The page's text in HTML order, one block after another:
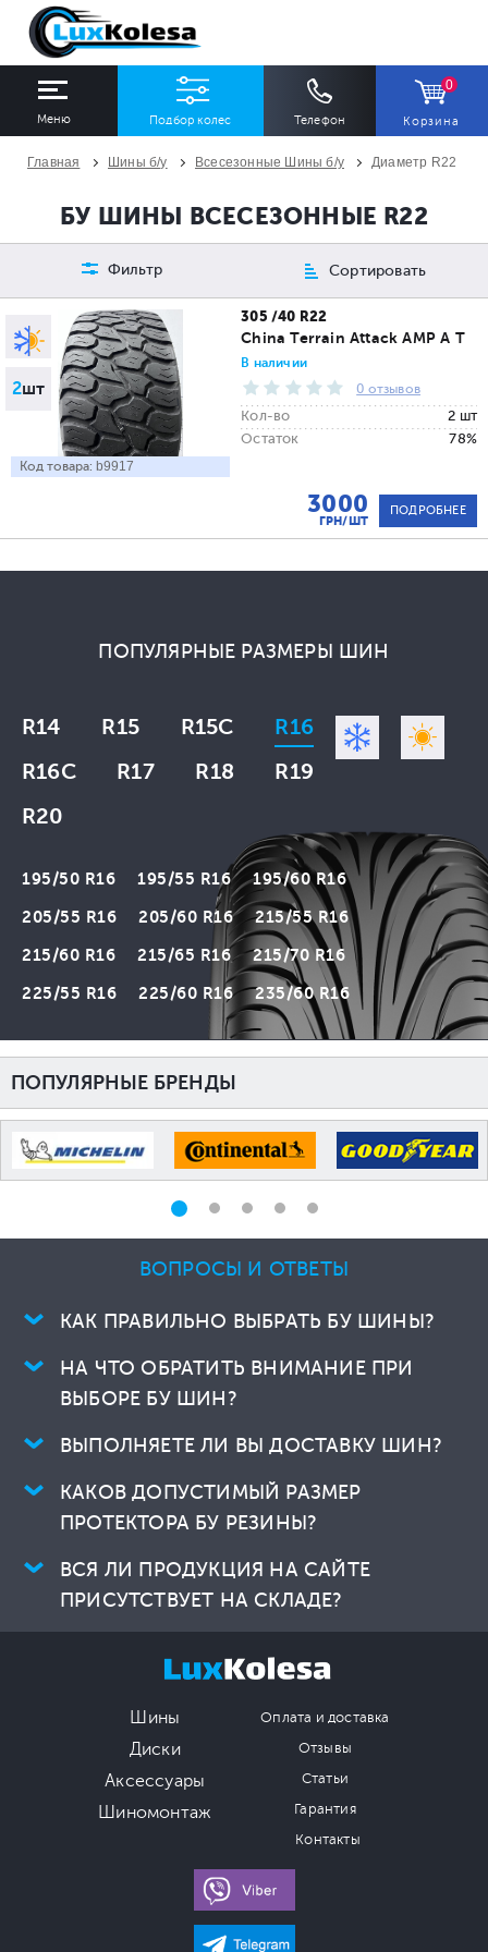
Меню Подбор колес Телефон
0
Корзина
Все Все
Диаметр
Все
Сезон
Все
Количество
Все
ПОДОБРАТЬ
ВОПРОСЫ И ОТВЕТЫ
КАК ПРАВИЛЬНО ВЫБРАТЬ БУ ШИНЫ?
НА ЧТО ОБРАТИТЬ ВНИМАНИЕ ПРИ
ВЫБОРЕ БУ ШИН?
ВЫПОЛНЯЕТЕ ЛИ ВЫ ДОСТАВКУ ШИН?
КАКОВ ДОПУСТИМЫЙ РАЗМЕР
ПРОТЕКТОРА БУ РЕЗИНЫ?
ВСЯ ЛИ ПРОДУКЦИЯ НА САЙТЕ
ПРИСУТСТВУЕТ НА СКЛАДЕ?
Главная Шины б/у Всесезонные Шины б/у Диаметр R22
БУ ШИНЫ ВСЕСЕЗОННЫЕ R22
Фильтр Сортировать
2шт
Код товара: b9917
305 /40 R22
China Terrain Attack AMP A T
В наличии
0 отзывов
Кол-во
2 шт
Остаток
78%
3000
ГРН/ШТ
ПОДРОБНЕЕ
ПОПУЛЯРНЫЕ РАЗМЕРЫ ШИН
R14 R15 R15C
R16
R16C
R17 R18
R19
R20
195/50 R16 195/55 R16
195/60 R16
205/55 R16
205/60 R16
215/55 R16
215/60 R16
215/65 R16
215/70 R16
225/55 R16
225/60 R16 235/60 R16
ПОПУЛЯРНЫЕ БРЕНДЫ
Шины
Диски
Аксессуары
Шиномонтаж
Оплата и доставка
Отзывы
Статьи
Гарантия
Контакты